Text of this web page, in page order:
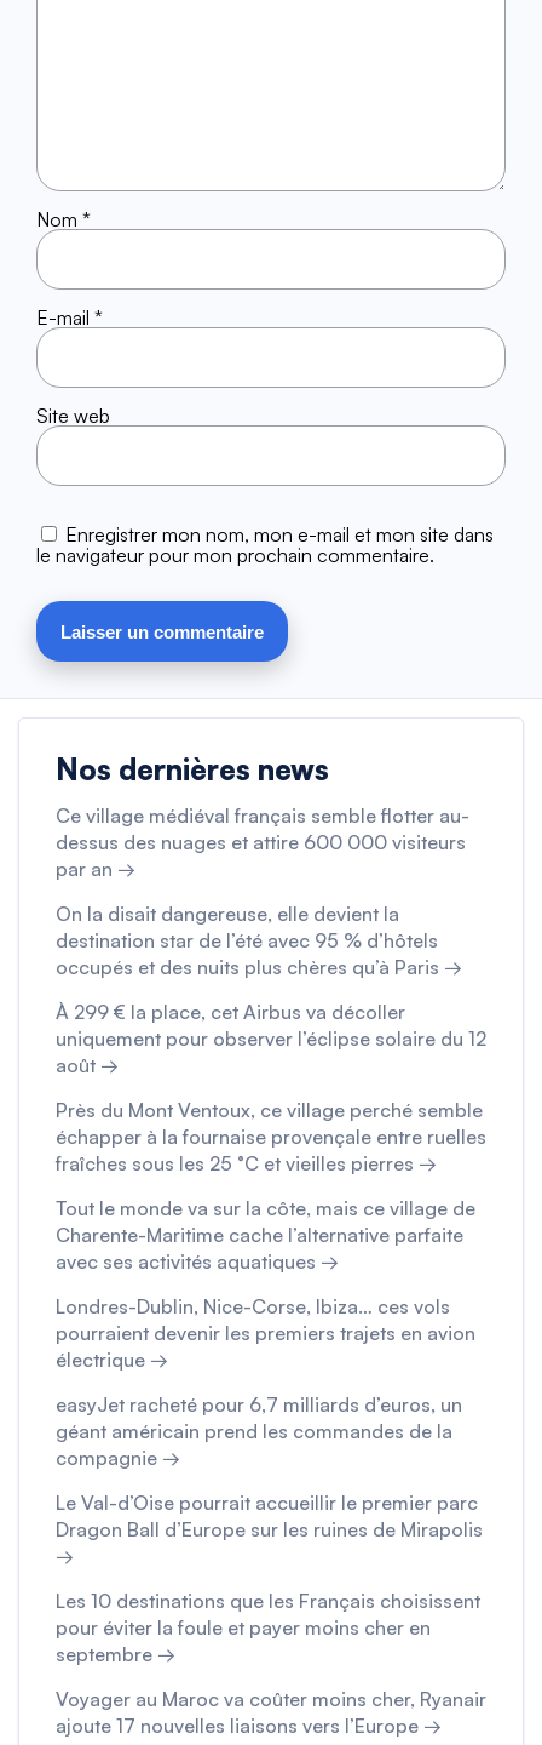
Nom *
E-mail *
Site web
Enregistrer mon nom, mon e-mail et mon site dans
le navigateur pour mon prochain commentaire.
Nos dernières news
Ce village médiéval français semble flotter au-
dessus des nuages et attire 600 000 visiteurs
par an →
On la disait dangereuse, elle devient la
destination star de l’été avec 95 % d’hôtels
occupés et des nuits plus chères qu’à Paris →
À 299 € la place, cet Airbus va décoller
uniquement pour observer l’éclipse solaire du 12
août →
Près du Mont Ventoux, ce village perché semble
échapper à la fournaise provençale entre ruelles
fraîches sous les 25 °C et vieilles pierres →
Tout le monde va sur la côte, mais ce village de
Charente-Maritime cache l’alternative parfaite
avec ses activités aquatiques →
Londres-Dublin, Nice-Corse, Ibiza… ces vols
pourraient devenir les premiers trajets en avion
électrique →
easyJet racheté pour 6,7 milliards d’euros, un
géant américain prend les commandes de la
compagnie →
Le Val-d’Oise pourrait accueillir le premier parc
Dragon Ball d’Europe sur les ruines de Mirapolis
→
Les 10 destinations que les Français choisissent
pour éviter la foule et payer moins cher en
septembre →
Voyager au Maroc va coûter moins cher, Ryanair
ajoute 17 nouvelles liaisons vers l’Europe →